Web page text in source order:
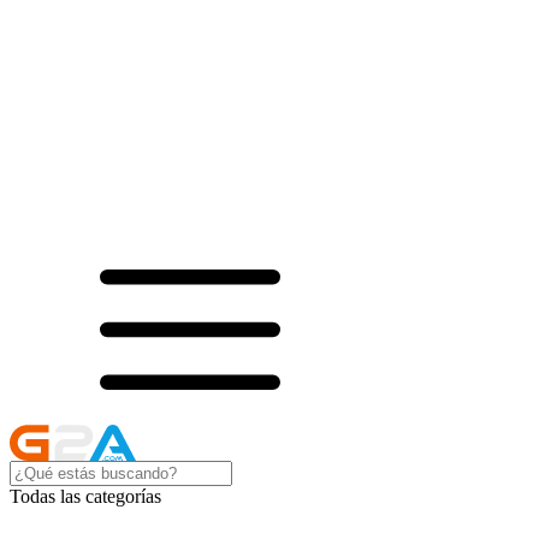
Todas las categorías